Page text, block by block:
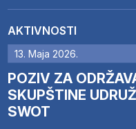
AKTIVNOSTI
13. Maja 2026.
POZIV ZA
SKUPŠTINE
SWOT